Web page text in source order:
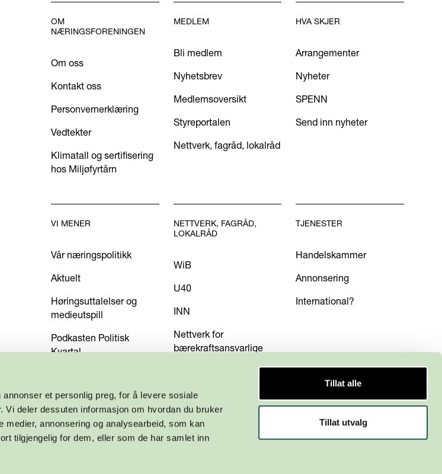
et personlig preg, for å levere sosiale
deler dessuten informasjon om hvordan du bruker
annonsering og analysearbeid, som kan
tilgjengelig for dem, eller som de har samlet inn
Tillat alle
Tillat utvalg
OM
NÆRINGSFORENINGEN
Om oss
Kontakt oss
Personvernerklæring
Vedtekter
Klimatall og sertifisering
hos Miljøfyrtårn
MEDLEM
Bli medlem
Nyhetsbrev
Medlemsoversikt
Styreportalen
Nettverk, fagråd, lokalråd
HVA SKJER
Arrangementer
Nyheter
SPENN
Send inn nyheter
VI MENER
Vår næringspolitikk
Aktuelt
Høringsuttalelser og
medieutspill
Podkasten Politisk
Kvartal
NETTVERK, FAGRÅD,
LOKALRÅD
WiB
U40
INN
Nettverk for
bærekraftsansvarlige
TJENESTER
Handelskammer
Annonsering
International?